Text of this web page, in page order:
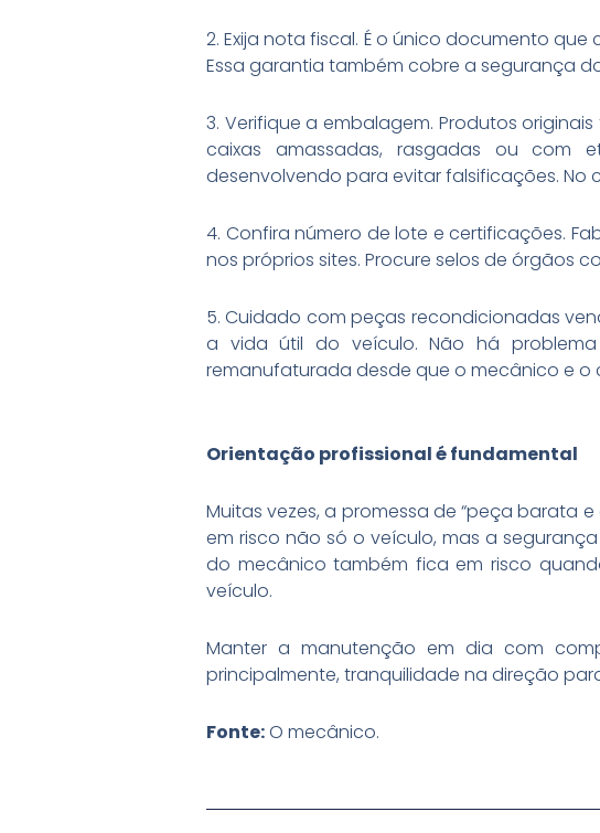
2. Exija nota fiscal. É o único documento
Essa garantia também cobre a segurança
3. Verifique a embalagem. Produtos
caixas amassadas, rasgadas ou com
desenvolvendo para evitar falsificações. No
4. Confira número de lote e certificações.
nos próprios sites. Procure selos de órgãos
5. Cuidado com peças recondicionadas
a vida útil do veículo. Não há
remanufaturada desde que o mecânico e o
Orientação profissional é fundamental
Muitas vezes, a promessa de “peça barata
em risco não só o veículo, mas a
do mecânico também fica em risco
veículo.
Manter a manutenção em dia com
principalmente, tranquilidade na direção
Fonte:O mecânico.